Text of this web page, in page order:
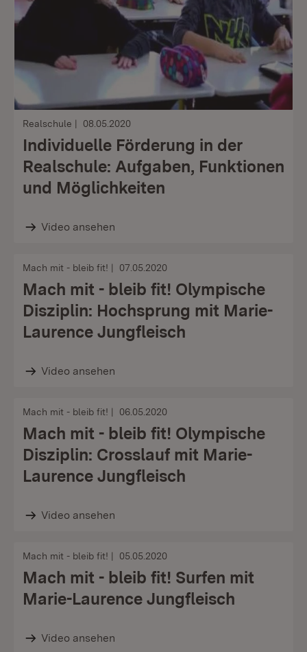
Realschule 08.05.2020
Individuelle Förderung in der
Realschule: Aufgaben, Funktionen
und Möglichkeiten
Video ansehen
Mach mit - bleib fit! 07.05.2020
Mach mit - bleib fit! Olympische
Disziplin: Hochsprung mit Marie-
Laurence Jungfleisch
Video ansehen
Mach mit - bleib fit! 06.05.2020
Mach mit - bleib fit! Olympische
Disziplin: Crosslauf mit Marie-
Laurence Jungfleisch
Video ansehen
Mach mit - bleib fit! 05.05.2020
Mach mit - bleib fit! Surfen mit
Marie-Laurence Jungfleisch
Video ansehen